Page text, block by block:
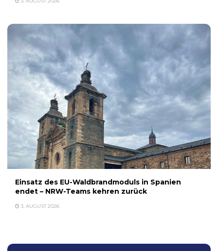
Einsatz des EU-Waldbrandmoduls in Spanien
endet – NRW-Teams kehren zurück
3. AUGUST 2026